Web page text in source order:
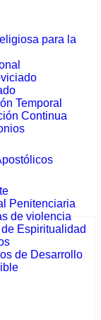
para la
Temporal
Continua
Penitenciaria
de violencia
Espiritualidad
de Desarrollo